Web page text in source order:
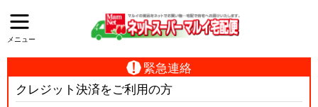
メニュー
緊急連絡
クレジット決済をご利用の方